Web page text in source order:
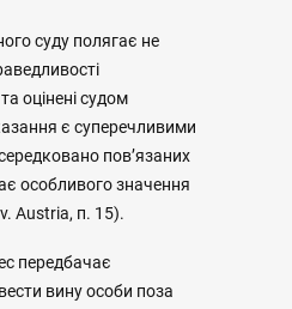
суду полягає не
оцінені судом
є суперечливими
пов’язаних
особливого значення
v. Austria, п. 15).
передбачає
вину особи поза